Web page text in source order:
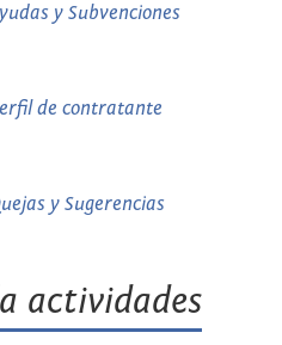
y Subvenciones
de contratante
y Sugerencias
actividades